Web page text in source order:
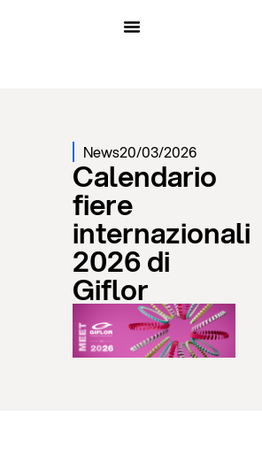
News20/03/2026
Calendario
fiere
internazionali
2026 di
Giflor